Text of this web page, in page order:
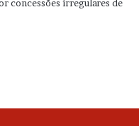
concessões irregulares de